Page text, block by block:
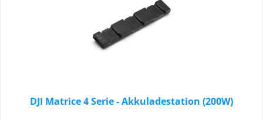
DJI Matrice 4 Serie - Akkuladestation (200W)